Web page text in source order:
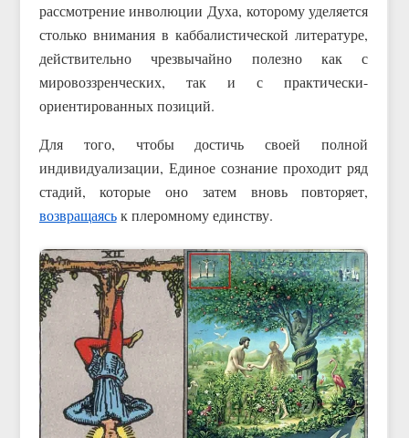
рассмотрение инволюции Духа, которому уделяется
столько внимания в каббалистической литературе,
действительно чрезвычайно полезно как с
мировоззренческих, так и с практически-
ориентированных позиций.
Для того, чтобы достичь своей полной
индивидуализации, Единое сознание проходит ряд
стадий, которые оно затем вновь повторяет,
возвращаяськ плеромному единству.